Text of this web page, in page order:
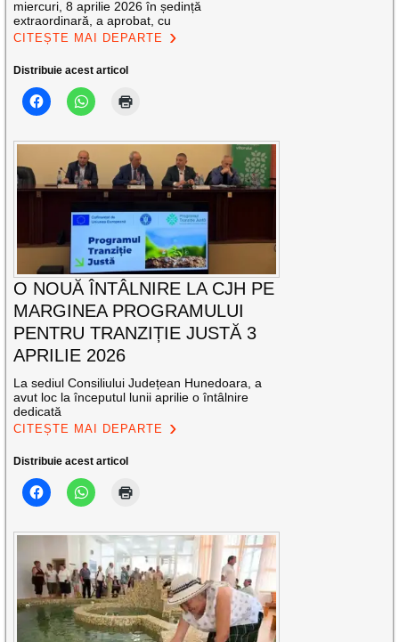
miercuri, 8 aprilie 2026 în ședință
extraordinară, a aprobat, cu
CITEȘTE MAI DEPARTE
Distribuie acest articol
O NOUĂ ÎNTÂLNIRE LA CJH PE
MARGINEA PROGRAMULUI
PENTRU TRANZIȚIE JUSTĂ 3
APRILIE 2026
La sediul Consiliului Județean Hunedoara, a
avut loc la începutul lunii aprilie o întâlnire
dedicată
CITEȘTE MAI DEPARTE
Distribuie acest articol